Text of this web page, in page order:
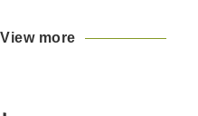
View more